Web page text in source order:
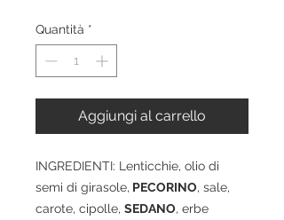
Quantità *
Aggiungi al carrello
INGREDIENTI: Lenticchie, olio di
semi di girasole, PECORINO, sale,
carote, cipolle, SEDANO, erbe